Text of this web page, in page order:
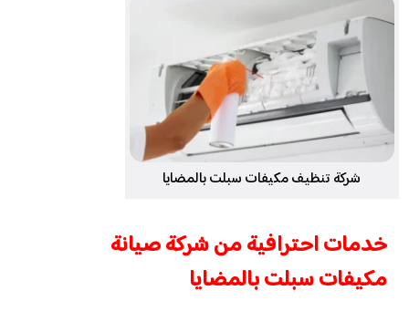
شركة تنظيف مكيفات سبلت بالمضايا
​خدمات احترافية من شركة صيانة
مكيفات سبلت بالمضايا